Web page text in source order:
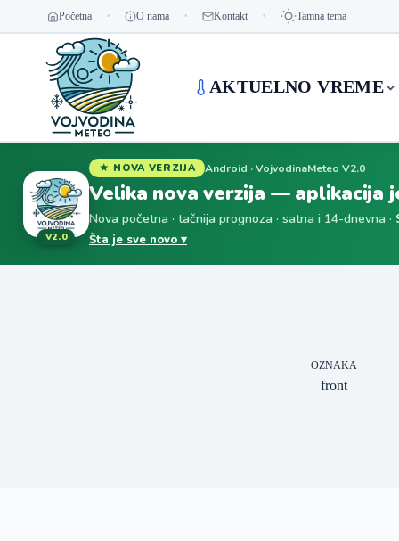
Početna O nama Kontakt Tamna tema
AKTUELNO VREME
V2.0
★ NOVA VERZIJA Android · VojvodinaMeteo V2.0
Velika nova verzija — aplikacija
Nova početna · tačnija prognoza · satna i 14-dnevna ·
Šta je sve novo ▾
OZNAKA
front